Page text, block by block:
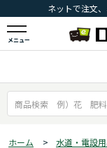
ネットで注文
メニュー
ホーム > 水道・電設